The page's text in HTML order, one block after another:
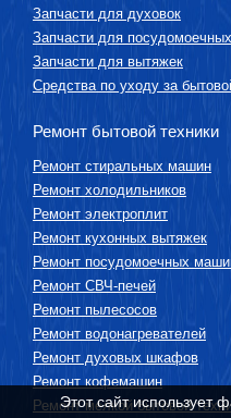
Запчасти для духовок
Запчасти для
Запчасти для вытяжек
Средства по уходу за
Ремонт бытовой техники
Ремонт стиральных машин
Ремонт холодильников
Ремонт электроплит
Ремонт кухонных вытяжек
Ремонт посудомоечных
Ремонт СВЧ-печей
Ремонт пылесосов
Ремонт водонагревателей
Ремонт духовых шкафов
Ремонт кофемашин
Ремонт мелкой бытовой
Этот сайт использует